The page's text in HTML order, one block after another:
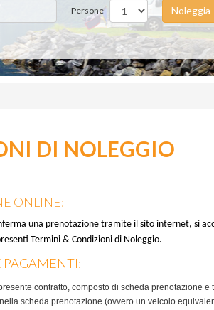
Persone Noleggia
DI NOLEGGIO
ONLINE:
una prenotazione tramite il sito internet, si
Termini & Condizioni di Noleggio.
PAGAMENTI:
contratto, composto di scheda prenotazione
scheda prenotazione (ovvero un veicolo